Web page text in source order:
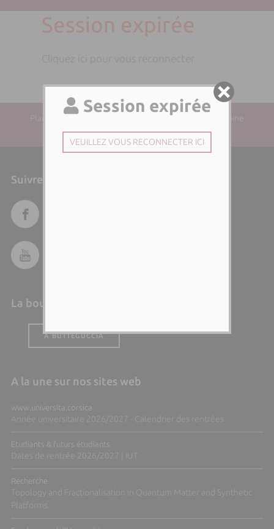
Session expirée
Cliquez ici pour vous reconnecter
Plan du site| Directeur de la publication : Paul-Antoine
SANTONI | Responsable éditorial :
Suivre l'Università di Corsica
La boutique de l'Università
A BUTTEGUCCIA
A la une sur nos sites web
www.universita.corsica
Année universitaire 2026/2027 - Calendrier des rentrées
Etudiants & futurs étudiants
Dates de rentrée 2026/2027 | IUT
Recherche
Topology and Fractionalisation in Quantum Matter and Synthetic
Platforms